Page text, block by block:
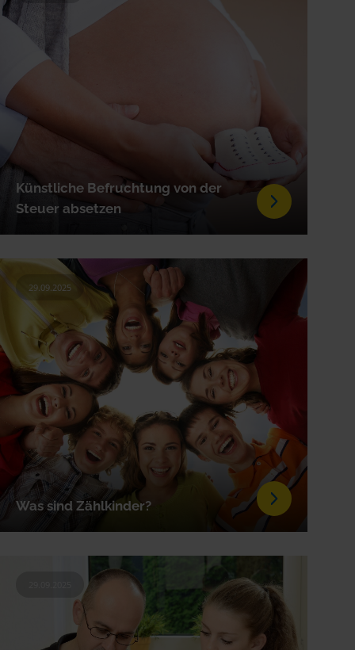
Künstliche Befruchtung von der
Steuer absetzen
Was sind Zählkinder?
29.09.2025